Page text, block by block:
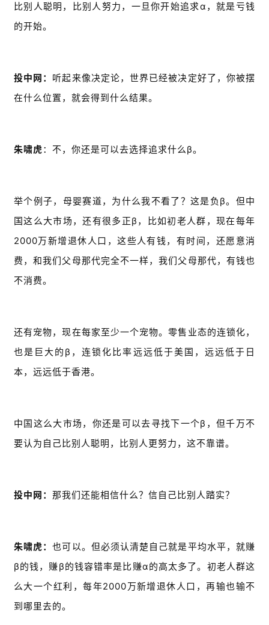
A
报
项
用
比别人聪明，比别人努力，一旦你开始追求α，就是亏钱
的开始。
投中网： 听起来像决定论，世界已经被决定好了，你被摆
在什么位置，就会得到什么结果。
朱啸虎：不，你还是可以去选择追求什么β。
举个例子，母婴赛道，为什么我不看了？这是负β。但中
国这么大市场，还有很多正β，比如初老人群，现在每年
2000万新增退休人口，这些人有钱，有时间，还愿意消
费，和我们父母那代完全不一样，我们父母那代，有钱也
不消费。
还有宠物，现在每家至少一个宠物。零售业态的连锁化，
也是巨大的β，连锁化比率远远低于美国，远远低于日
本，远远低于香港。
中国这么大市场，你还是可以去寻找下一个β，但千万不
要认为自己比别人聪明，比别人更努力，这不靠谱。
投中网： 那我们还能相信什么？信自己比别人踏实？
朱啸虎：也可以。但必须认清楚自己就是平均水平，就赚
β的钱，赚β的钱容错率是比赚α的高太多了。初老人群这
么大一个红利，每年2000万新增退休人口，再输也输不
到哪里去的。